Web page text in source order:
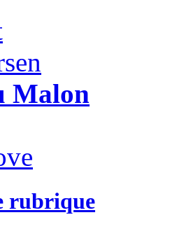
Malon
rubrique